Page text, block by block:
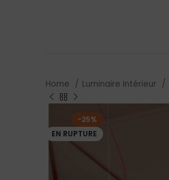
Home Luminaire Intérieur
-25%
EN RUPTURE